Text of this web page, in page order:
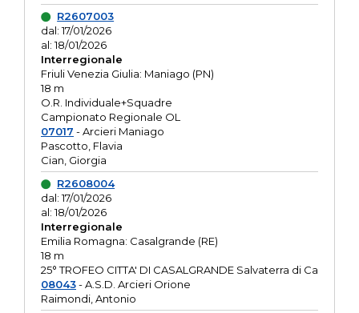
R2607003
dal: 17/01/2026
al: 18/01/2026
Interregionale
Friuli Venezia Giulia: Maniago (PN)
18 m
O.R. Individuale+Squadre
Campionato Regionale OL
07017 - Arcieri Maniago
Pascotto, Flavia
Cian, Giorgia
R2608004
dal: 17/01/2026
al: 18/01/2026
Interregionale
Emilia Romagna: Casalgrande (RE)
18 m
25° TROFEO CITTA' DI CASALGRANDE Salvaterra di Ca
08043- A.S.D. Arcieri Orione
Raimondi, Antonio